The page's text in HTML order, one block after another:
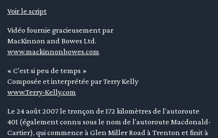
submenu
submenu
submenu
submenu
Voir le script
Vidéo fournie gracieusement par
MacKinnon and Bowes Ltd.
www.mackinnonbowes.com
« C’est si peu de temps »
Composée et interprétée par Terry Kelly
www.Terry-Kelly.com
Le 24 août 2007 le tronçon de 172 kilomètres de l’autoroute
401 (également connu sous le nom de l’autoroute Macdonald-
Cartier), qui commence à Glen Miller Road à Trenton et finit à